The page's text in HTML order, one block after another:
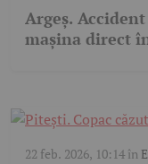
Argeș.
mașina direct
22 feb. 2026, 10:14 în